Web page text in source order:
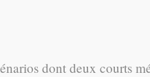
dont deux courts